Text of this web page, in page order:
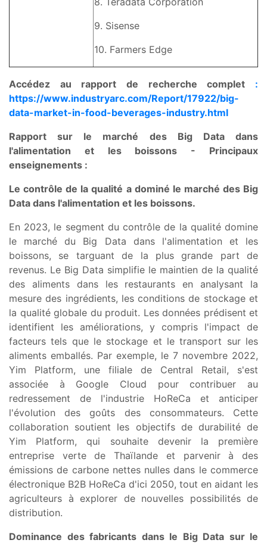
9. Sisense
10. Farmers Edge
Accédez au rapport de recherche complet :
https://www.industryarc.com/Report/17922/big-
data-market-in-food-beverages-industry.html
Rapport sur le marché des Big Data dans
l'alimentation et les boissons - Principaux
enseignements :
Le contrôle de la qualité a dominé le marché des Big
Data dans l'alimentation et les boissons.
En 2023, le segment du contrôle de la qualité domine
le marché du Big Data dans l'alimentation et les
boissons, se targuant de la plus grande part de
revenus. Le Big Data simplifie le maintien de la qualité
des aliments dans les restaurants en analysant la
mesure des ingrédients, les conditions de stockage et
la qualité globale du produit. Les données prédisent et
identifient les améliorations, y compris l'impact de
facteurs tels que le stockage et le transport sur les
aliments emballés. Par exemple, le 7 novembre 2022,
Yim Platform, une filiale de Central Retail, s'est
associée à Google Cloud pour contribuer au
redressement de l'industrie HoReCa et anticiper
l'évolution des goûts des consommateurs. Cette
collaboration soutient les objectifs de durabilité de
Yim Platform, qui souhaite devenir la première
entreprise verte de Thaïlande et parvenir à des
émissions de carbone nettes nulles dans le commerce
électronique B2B HoReCa d'ici 2050, tout en aidant les
agriculteurs à explorer de nouvelles possibilités de
distribution.
Dominance des fabricants dans le Big Data sur le